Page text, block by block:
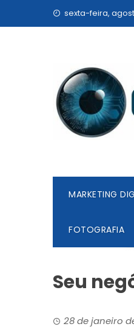
sexta-feira,
MARKETING
FOTOGRAFIA
Seu
28 de janeiro